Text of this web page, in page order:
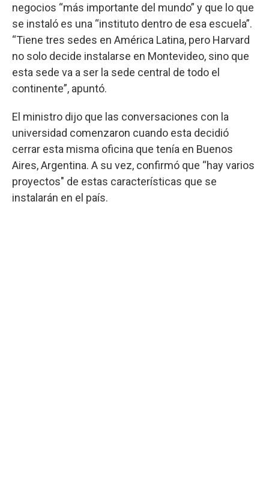
negocios “más importante del mundo” y que lo que
se instaló es una “instituto dentro de esa escuela”.
“Tiene tres sedes en América Latina, pero Harvard
no solo decide instalarse en Montevideo, sino que
esta sede va a ser la sede central de todo el
continente”, apuntó.
El ministro dijo que las conversaciones con la
universidad comenzaron cuando esta decidió
cerrar esta misma oficina que tenía en Buenos
Aires, Argentina. A su vez, confirmó que “hay varios
proyectos" de estas características que se
instalarán en el país.